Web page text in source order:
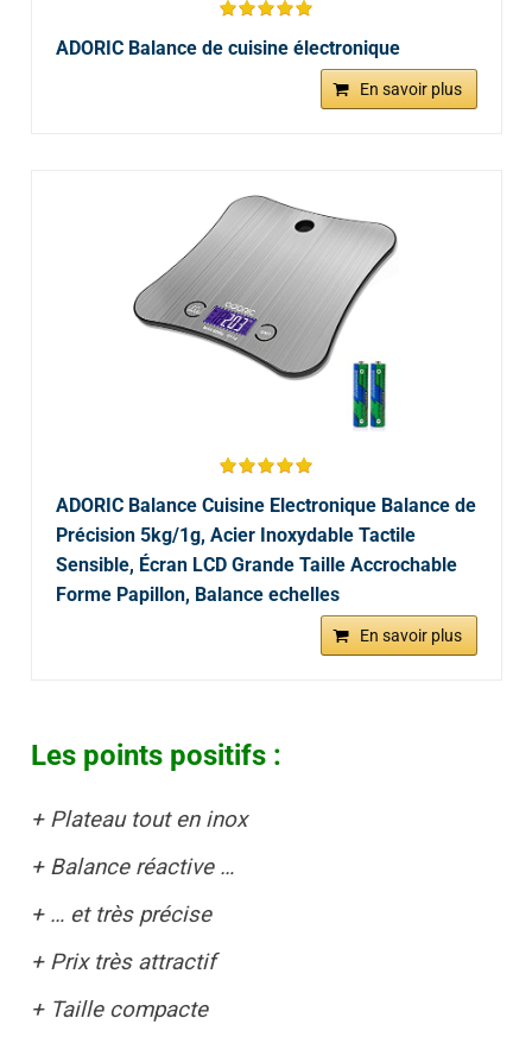
ADORIC Balance de cuisine électronique
En savoir plus
ADORIC Balance Cuisine Electronique Balance de
Précision 5kg/1g, Acier Inoxydable Tactile
Sensible, Écran LCD Grande Taille Accrochable
Forme Papillon, Balance echelles
En savoir plus
Les points positifs :
+ Plateau tout en inox
+ Balance réactive …
+ … et très précise
+ Prix très attractif
+ Taille compacte